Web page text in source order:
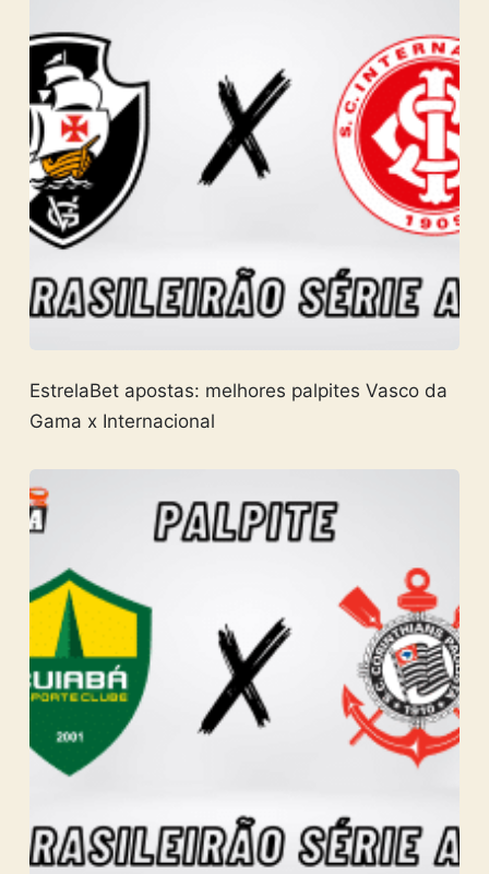
EstrelaBet apostas: melhores palpites Vasco da
Gama x Internacional